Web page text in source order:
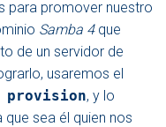
para promover nuestro
Samba 4que
de un servidor de
usaremos el
provision, y lo
sea él quien nos